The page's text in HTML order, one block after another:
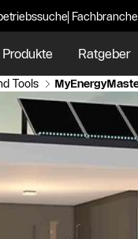
Produkte Ratgeber
Tools